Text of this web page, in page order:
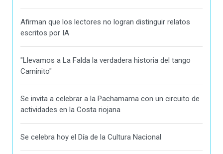
Afirman que los lectores no logran distinguir relatos
escritos por IA
"Llevamos a La Falda la verdadera historia del tango
Caminito"
Se invita a celebrar a la Pachamama con un circuito de
actividades en la Costa riojana
Se celebra hoy el Día de la Cultura Nacional